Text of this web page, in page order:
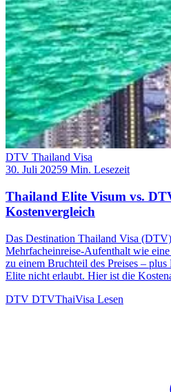
DTV Thailand Visa
30. Juli 20259 Min. Lesezeit
Thailand Elite Visum vs.
Kostenvergleich
Das Destination Thailand Visa
Mehrfacheinreise-Aufenthalt wie
zu einem Bruchteil des Preises –
Elite nicht erlaubt. Hier ist die
DTV DTVThaiVisa Lesen